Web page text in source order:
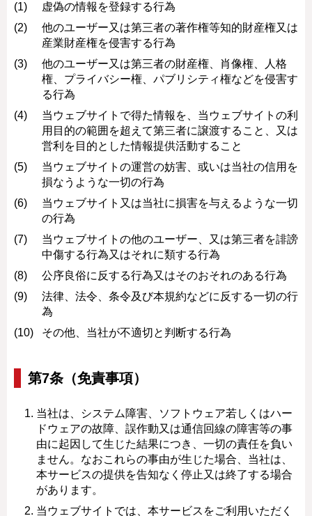
虚偽の情報を登録する行為
他のユーザー又は第三者の著作権等知的財産権又は
産業財産権を侵害する行為
他のユーザー又は第三者の財産権、肖像権、人格
権、プライバシー権、パブリシティ権などを侵害す
る行為
当ウェブサイトで得た情報を、当ウェブサイトの利
用目的の範囲を超えて第三者に譲渡すること、又は
営利を目的とした情報提供活動すること
当ウェブサイトの運営の妨害、或いは当社の信用を
損なうような一切の行為
当ウェブサイト又は当社に損害を与えるような一切
の行為
当ウェブサイトの他のユーザー、又は第三者を誹謗
中傷する行為又はそれに類する行為
公序良俗に反する行為又はそのおそれのある行為
法律、法令、条令及び本規約などに反する一切の行
為
その他、当社が不適切と判断する行為
第7条（免責事項）
当社は、システム障害、ソフトウェア若しくはハー
ドウェアの故障、誤作動又は通信回線の障害等の事
由に起因して生じた結果につき、一切の責任を負い
ません。なおこれらの事由が生じた場合、当社は、
本サービスの提供を告知なく停止又は終了する場合
があります。
当ウェブサイトでは、本サービスをご利用いただく